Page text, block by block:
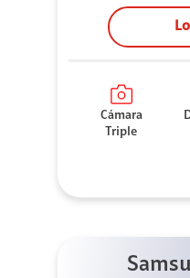
Cámara
Triple